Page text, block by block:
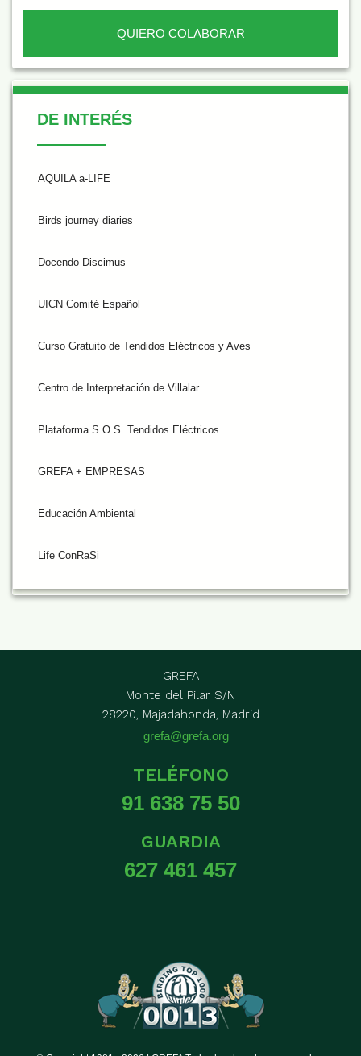
QUIERO COLABORAR
De Interés
DE INTERÉS
AQUILA a-LIFE
Birds journey diaries
Docendo Discimus
UICN Comité Español
Curso Gratuito de Tendidos Eléctricos y Aves
Centro de Interpretación de Villalar
Plataforma S.O.S. Tendidos Eléctricos
GREFA + EMPRESAS
Educación Ambiental
Life ConRaSi
GREFA
Monte del Pilar S/N
28220, Majadahonda, Madrid
grefa@grefa.org
TELÉFONO
91 638 75 50
GUARDIA
627 461 457